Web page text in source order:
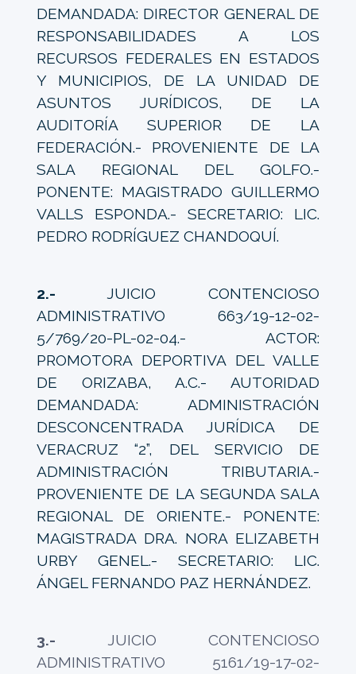
DEMANDADA: DIRECTOR GENERAL DE
RESPONSABILIDADES A LOS
RECURSOS FEDERALES EN ESTADOS
Y MUNICIPIOS, DE LA UNIDAD DE
ASUNTOS JURÍDICOS, DE LA
AUDITORÍA SUPERIOR DE LA
FEDERACIÓN.- PROVENIENTE DE LA
SALA REGIONAL DEL GOLFO.-
PONENTE: MAGISTRADO GUILLERMO
VALLS ESPONDA.- SECRETARIO: LIC.
PEDRO RODRÍGUEZ CHANDOQUÍ.
2.- JUICIO CONTENCIOSO
ADMINISTRATIVO 663/19-12-02-
5/769/20-PL-02-04.- ACTOR:
PROMOTORA DEPORTIVA DEL VALLE
DE ORIZABA, A.C.- AUTORIDAD
DEMANDADA: ADMINISTRACIÓN
DESCONCENTRADA JURÍDICA DE
VERACRUZ “2”, DEL SERVICIO DE
ADMINISTRACIÓN TRIBUTARIA.-
PROVENIENTE DE LA SEGUNDA SALA
REGIONAL DE ORIENTE.- PONENTE:
MAGISTRADA DRA. NORA ELIZABETH
URBY GENEL.- SECRETARIO: LIC.
ÁNGEL FERNANDO PAZ HERNÁNDEZ.
3.- JUICIO CONTENCIOSO
ADMINISTRATIVO 5161/19-17-02-